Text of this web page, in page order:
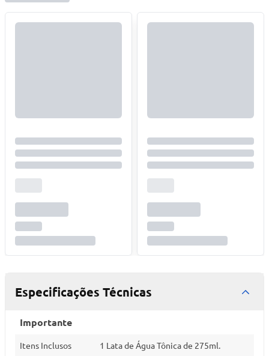
Especificações Técnicas
Importante
Itens Inclusos 1 Lata de Água Tônica de 275ml.